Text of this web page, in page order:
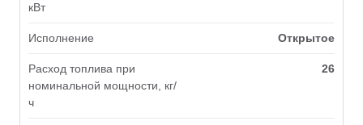
кВт
Исполнение Открытое
Расход топлива при
номинальной мощности, кг/
ч
26